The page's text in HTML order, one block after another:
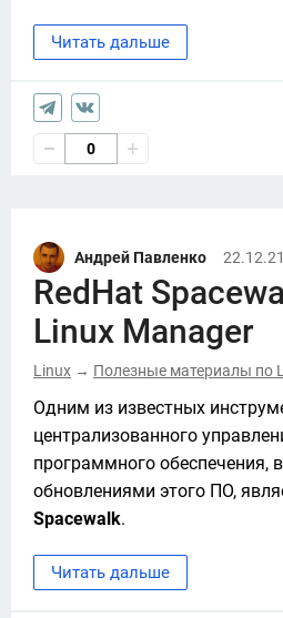
Читать дальше
0
Андрей Павленко
RedHat
Linux Manager
Linux → Полезные материалы по
Одним из известных
централизованного
программного обеспечения,
обновлениями этого ПО,
Spacewalk.
Читать дальше